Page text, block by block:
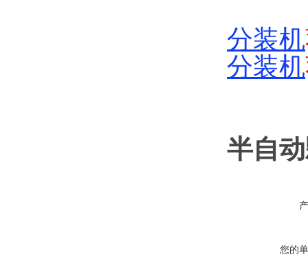
分装机
分装机
半自
您的